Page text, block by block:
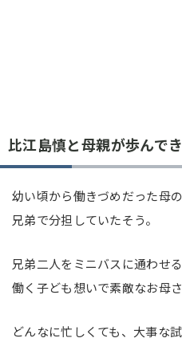
比江島慎と母親が歩んで
幼い頃から働きづめだった母
兄弟で分担していたそう。
兄弟二人をミニバスに通わせ
働く子ども想いで素敵なお母
どんなに忙しくても、大事な